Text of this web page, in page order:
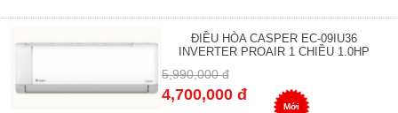
ĐIỀU HÒA CASPER EC-09IU36
INVERTER PROAIR 1 CHIỀU 1.0HP
5,990,000 đ
4,700,000 đ
Mới